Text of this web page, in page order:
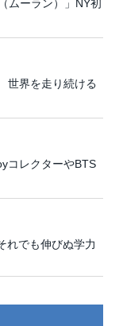
ムーラン）」NY初
世界を走り続ける
コレクターやBTS
れでも伸びぬ学力